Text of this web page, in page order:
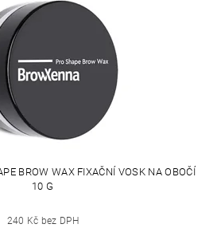
BROW WAX FIXAČNÍ VOSK NA OBOČÍ
10 G
240 Kč bez DPH